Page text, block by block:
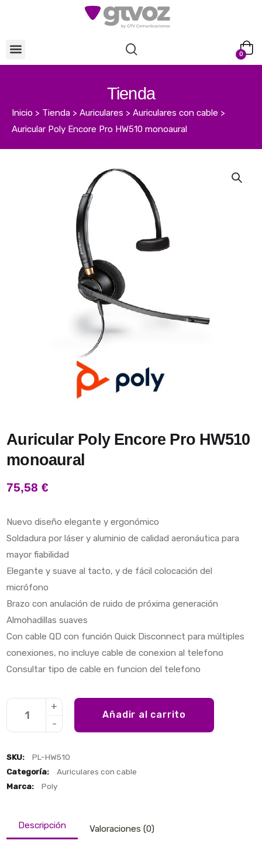
0
Tienda
Inicio > Tienda > Auriculares > Auriculares con cable >
Auricular Poly Encore Pro HW510 monoaural
Auricular Poly Encore Pro HW510
monoaural
75,58€
Nuevo diseño elegante y ergonómico
Soldadura por láser y aluminio de calidad aeronáutica para
mayor fiabilidad
Elegante y suave al tacto, y de fácil colocación del
micrófono
Brazo con anulación de ruido de próxima generación
Almohadillas suaves
Con cable QD con función Quick Disconnect para múltiples
conexiones, no incluye cable de conexion al telefono
Consultar tipo de cable en funcion del telefono
Añadir al carrito
SKU:
PL-HW510
Categoría:
Auriculares con cable
Marca:
Poly
Descripción Valoraciones (0)